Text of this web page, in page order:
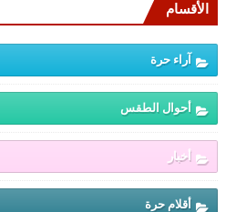
الأقسام
آراء حرة
أحوال الطقس
أخبار
أقلام حرة